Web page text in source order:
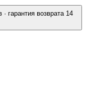
гарантия возврата 14